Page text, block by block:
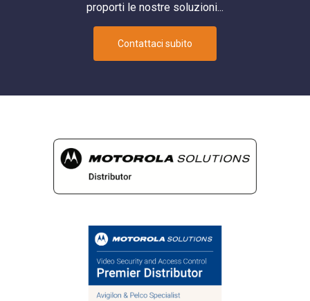
proporti le nostre soluzioni...
Contattaci subito